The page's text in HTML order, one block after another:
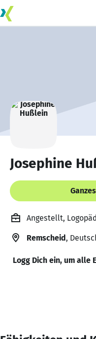
Josephine
Angestellt,
Remscheid,
Logg Dich ein, um alle